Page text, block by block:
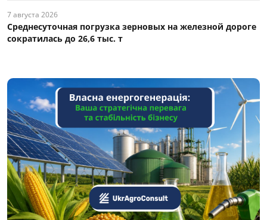
7 августа 2026
Среднесуточная погрузка зерновых на железной дороге
сократилась до 26,6 тыс. т